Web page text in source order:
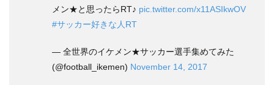
メン★と思ったらRT♪ pic.twitter.com/x11ASIkwOV
#サッカー好きな人RT
— 全世界のイケメン★サッカー選手集めてみた
(@football_ikemen) November 14, 2017